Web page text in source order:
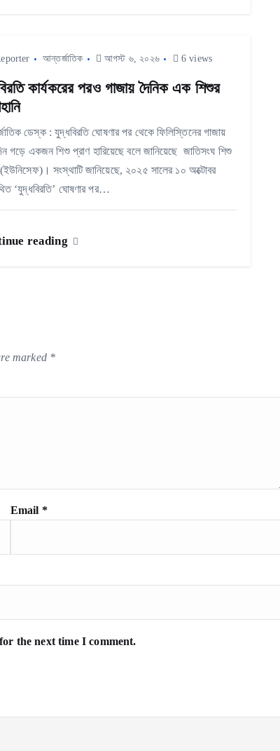
আন্তর্জাতিক আগস্ট ৬, ২০২৬ 6 views
কার্যকরের পরও গাজায় দৈনিক এক শিশুর
ডেস্ক : যুদ্ধবিরতি ঘোষণার পর থেকে ফিলিস্তিনের গাজায়
গড়ে একজন শিশু প্রাণ হারিয়েছে বলে জানিয়েছে জাতিসংঘ শিশু
সংস্থাটি জানিয়েছে, ২০২৫ সালের ১০ অক্টোবর
‘যুদ্ধবিরতি’ ঘোষণার পর…
reading
marked *
Email *
the next time I comment.